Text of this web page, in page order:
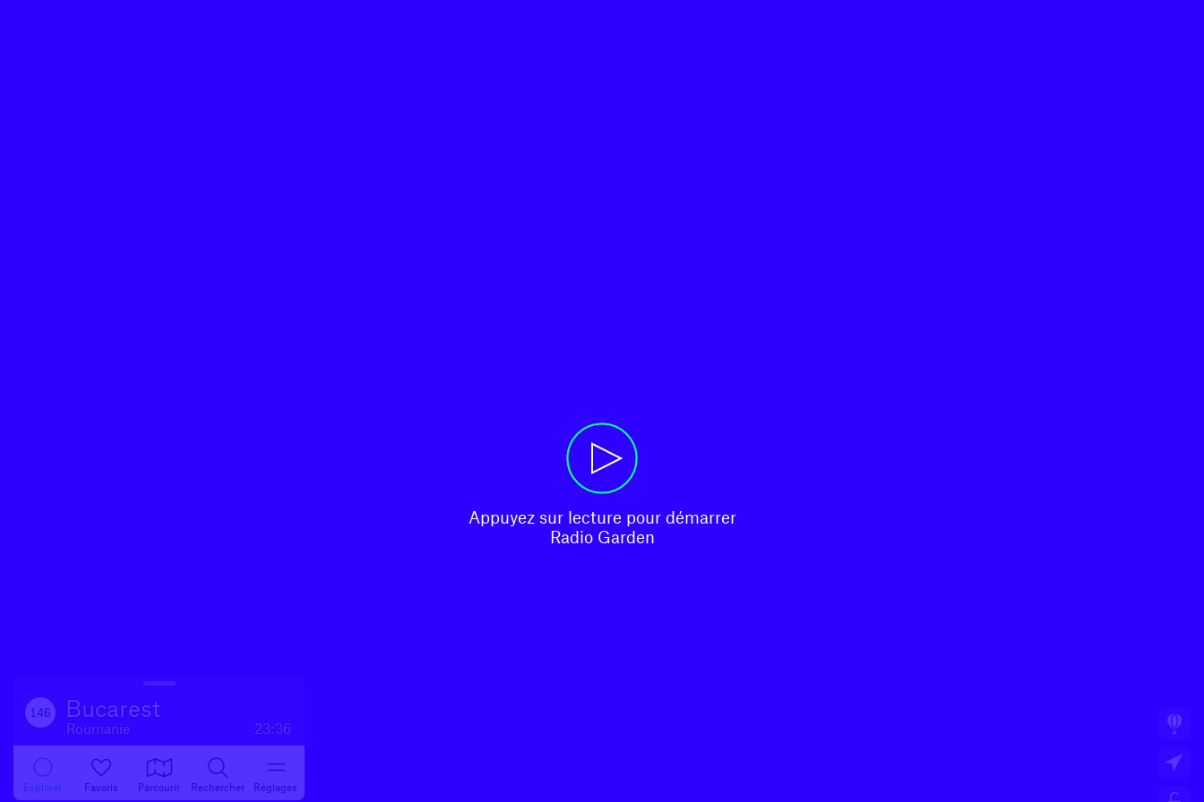
Appuyez sur lecture pour démarrer
Radio Garden
146 Bucarest
Roumanie 23:36
Explorer Favoris Parcourir Rechercher Réglages